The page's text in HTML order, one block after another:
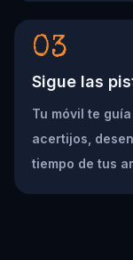
03
Sigue las
Tu móvil te
acertijos,
tiempo de tus